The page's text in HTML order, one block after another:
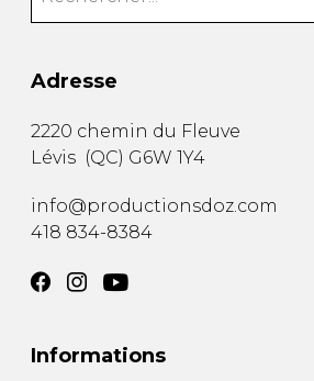
Adresse
2220 chemin du Fleuve
Lévis (QC) G6W 1Y4
info@productionsdoz.com
418 834-8384
Informations